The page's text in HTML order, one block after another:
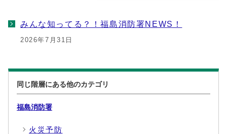
みんな知ってる？！福島消防署NEWS！
2026年7月31日
同じ階層にある他のカテゴリ
福島消防署
火災予防